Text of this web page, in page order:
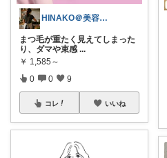
HINAKO＠美容大好き💄💗
まつ毛が重たく見えてしまった
り、ダマや束感 ...
￥ 1,585～
0 0 9
コレ いいね